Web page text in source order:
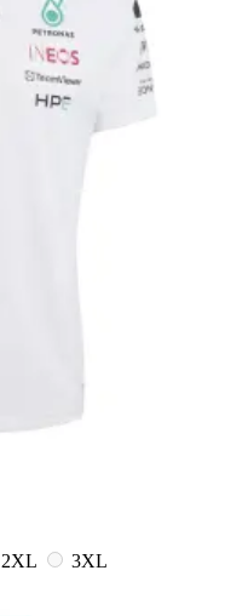
2XL
3XL